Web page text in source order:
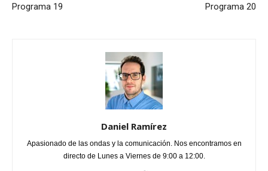
Programa 19
Programa 20
Daniel Ramírez
Apasionado de las ondas y la comunicación. Nos encontramos en
directo de Lunes a Viernes de 9:00 a 12:00.